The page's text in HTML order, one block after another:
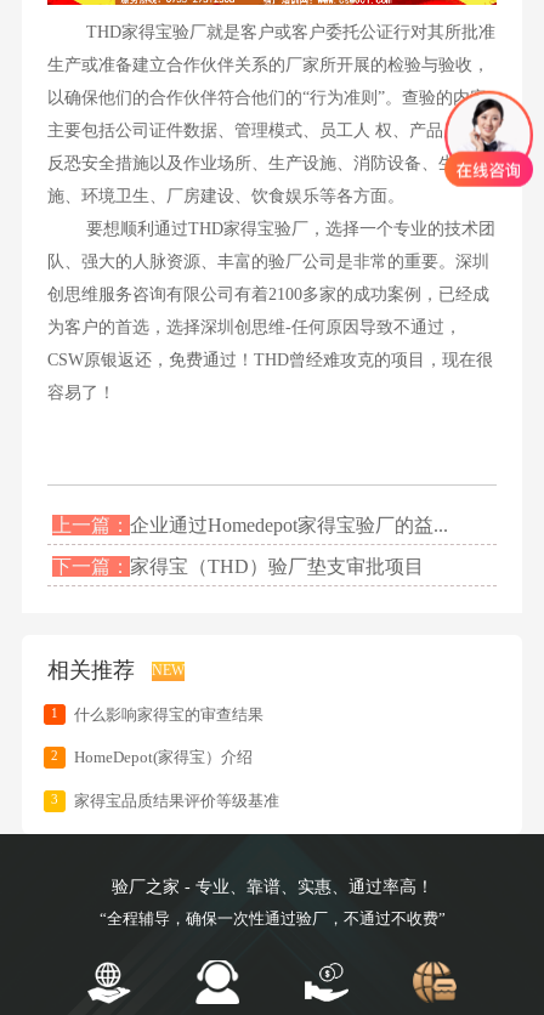
THD家得宝验厂就是客户或客户委托公证行对其所批准
生产或准备建立合作伙伴关系的厂家所开展的检验与验收，
以确保他们的合作伙伴符合他们的“行为准则”。查验的内容
主要包括公司证件数据、管理模式、员工人 权、产品质量、
反恐安全措施以及作业场所、生产设施、消防设备、生活设
施、环境卫生、厂房建设、饮食娱乐等各方面。
要想顺利通过THD家得宝验厂，选择一个专业的技术团
队、强大的人脉资源、丰富的验厂公司是非常的重要。深圳
创思维服务咨询有限公司有着2100多家的成功案例，已经成
为客户的首选，选择深圳创思维-任何原因导致不通过，
CSW原银返还，免费通过！THD曾经难攻克的项目，现在很
容易了！
上一篇：企业通过Homedepot家得宝验厂的益...
下一篇： 家得宝（THD）验厂垫支审批项目
相关推荐 NEW
1 什么影响家得宝的审查结果
2 HomeDepot(家得宝）介绍
3 家得宝品质结果评价等级基准
验厂之家 - 专业、靠谱、实惠、通过率高！
“全程辅导，确保一次性通过验厂，不通过不收费”